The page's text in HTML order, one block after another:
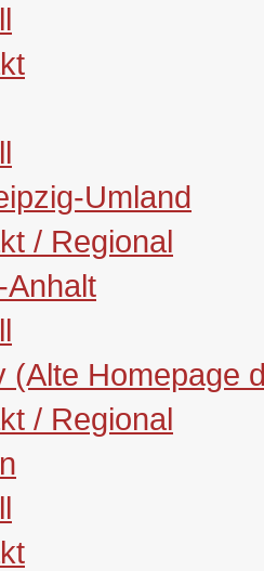
Umland
/ Regional
(Alte Homepage
/ Regional